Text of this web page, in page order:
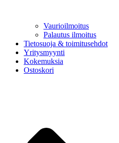
Vaurioilmoitus
Palautus ilmoitus
Tietosuoja & toimitusehdot
Yritysmyynti
Kokemuksia
Ostoskori